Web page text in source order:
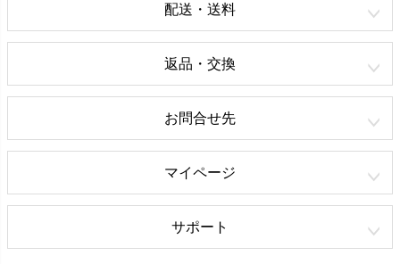
配送・送料
返品・交換
お問合せ先
マイページ
サポート